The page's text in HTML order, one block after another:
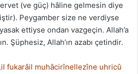
(ve güç) hâline gelmesin diye
Peygamber size ne verdiyse
ettiyse ondan vazgeçin. Allah’a
Şüphesiz, Allah’ın azabı çetindir.
fukarâil muhâcirînellezîne uhricû